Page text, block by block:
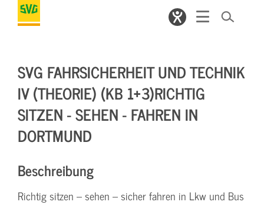
SVG FAHRSICHERHEIT UND TECHNIK
IV (THEORIE) (KB 1+3)RICHTIG
SITZEN - SEHEN - FAHREN IN
DORTMUND
Beschreibung
Richtig sitzen – sehen – sicher fahren in Lkw und Bus